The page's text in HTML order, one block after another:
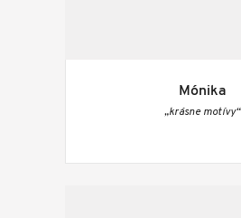
Mónika
„krásne motívy“